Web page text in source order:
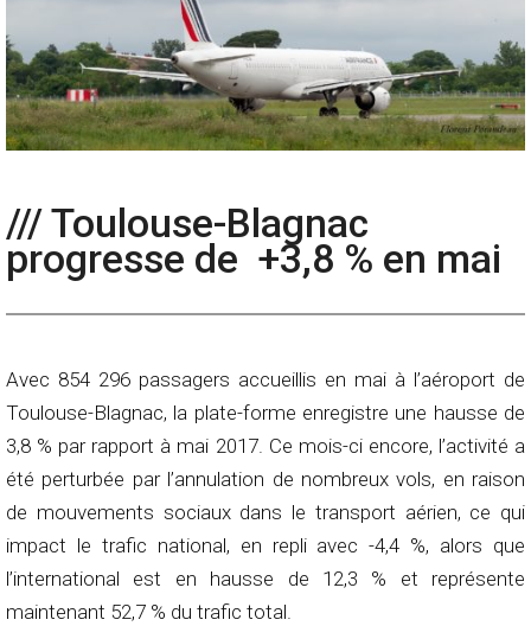
/// Toulouse-Blagnac
progresse de +3,8 % en mai
Avec 854 296 passagers accueillis en mai à l’aéroport de
Toulouse-Blagnac, la plate-forme enregistre une hausse de
3,8 % par rapport à mai 2017. Ce mois-ci encore, l’activité a
été perturbée par l’annulation de nombreux vols, en raison
de mouvements sociaux dans le transport aérien, ce qui
impact le trafic national, en repli avec -4,4 %, alors que
l’international est en hausse de 12,3 % et représente
maintenant 52,7 % du trafic total.